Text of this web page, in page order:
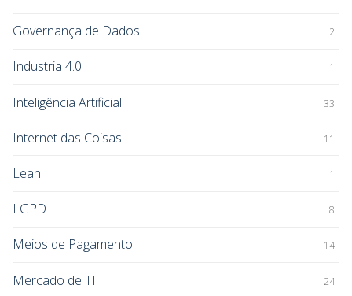
Governança de Dados 2
Industria 4.0 1
Inteligência Artificial 33
Internet das Coisas 11
Lean 1
LGPD 8
Meios de Pagamento 14
Mercado de TI 24